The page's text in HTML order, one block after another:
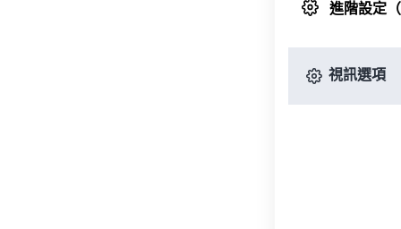
進階設定
視訊選項